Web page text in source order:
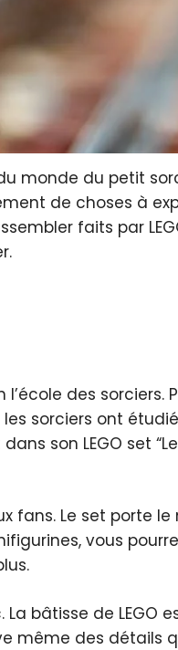
monde du petit
de choses à
faits par
des sorciers.
sorciers ont
son LEGO set
Le set porte le
vous
bâtisse de LEGO
même des détails